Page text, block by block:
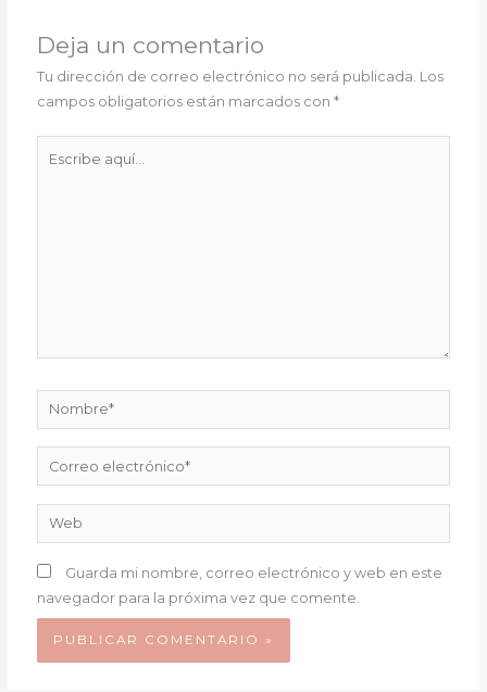
Deja un comentario
Tu dirección de correo electrónico no será publicada. Los
campos obligatorios están marcados con*
Nombre*
Correo
electrónico*
Web
Guarda mi nombre, correo electrónico y web en este
navegador para la próxima vez que comente.